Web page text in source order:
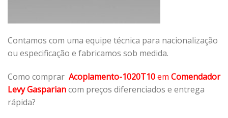
Contamos com uma equipe técnica para nacionalização
ou especificação e fabricamos sob medida.
Como comprar Acoplamento-1020T10em Comendador
Levy Gaspariancom preços diferenciados e entrega
rápida?